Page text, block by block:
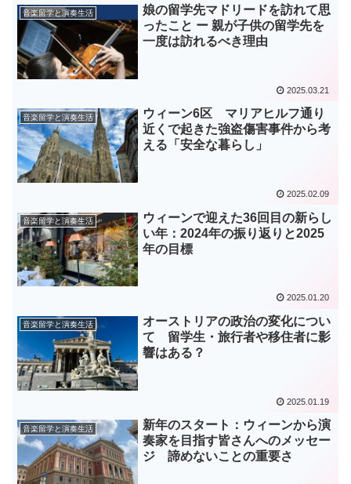
音楽留学と演奏生活
娘の留学先マドリードを訪れて思
ったこと ー 親が子供の留学先を
一度は訪れるべき理由
2025.03.21
音楽留学と演奏生活
ウィーン6区 マリアヒルフ通り
近くで起きた強盗傷害事件から考
える「安全な暮らし」
2025.02.09
音楽留学と演奏生活
ウィーンで迎えた36回目の新らし
い年：2024年の振り返りと2025
年の目標
2025.01.20
音楽留学と演奏生活
オーストリアの政治の変化につい
て 留学生・旅行者や移住者に影
響はある？
2025.01.19
音楽留学と演奏生活
新年のスタート：ウィーンから演
奏家を目指す皆さんへのメッセー
ジ 諦めないことの重要さ